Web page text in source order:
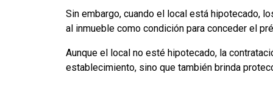
Sin embargo, cuando el local está hipotecado,
al inmueble como condición para conceder el
Aunque el local no esté hipotecado, la
establecimiento, sino que también brinda